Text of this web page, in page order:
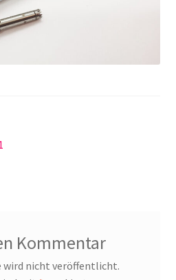
Kommentar
wird nicht veröffentlicht.